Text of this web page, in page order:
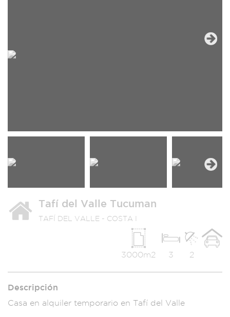
Tafí del Valle Tucuman
TAFÍ DEL VALLE - COSTA I
2
3
3000m2
Descripción
Casa en alquiler temporario en Tafí del Valle